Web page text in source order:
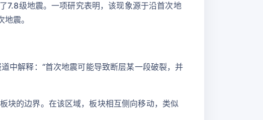
7.8级地震。一项研究表明，该现象源于沿首次地
震。
中解释：“首次地震可能导致断层某一段破裂，并
块的边界。在该区域，板块相互侧向移动，类似